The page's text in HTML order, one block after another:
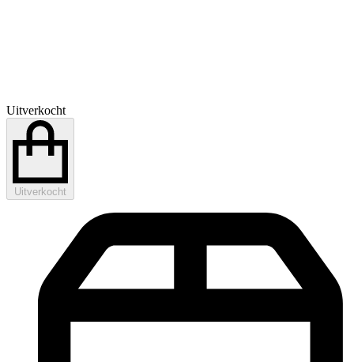
Uitverkocht
Uitverkocht